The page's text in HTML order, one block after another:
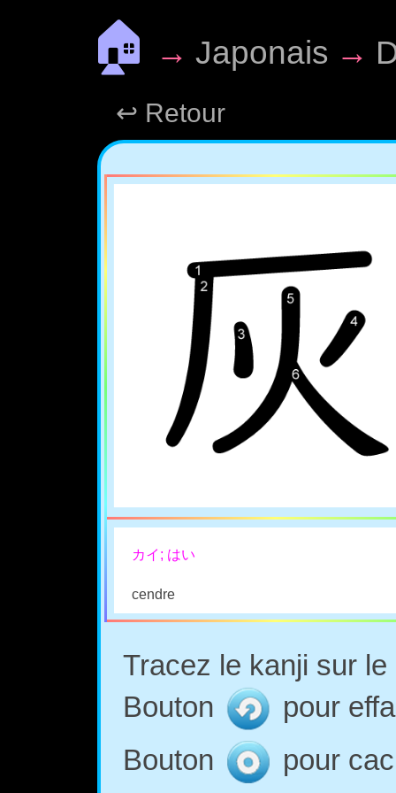
🏠 → Japonais →
↩ Retour
カイ; はい
cendre
Tracez le kanji sur
Bouton
pour
Bouton
pour